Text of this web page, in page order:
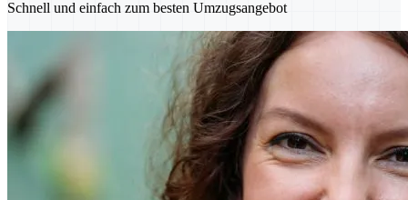
Schnell und einfach zum besten Umzugsangebot